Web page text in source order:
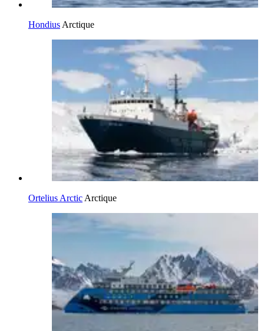
Hondius Arctique
Ortelius Arctic Arctique